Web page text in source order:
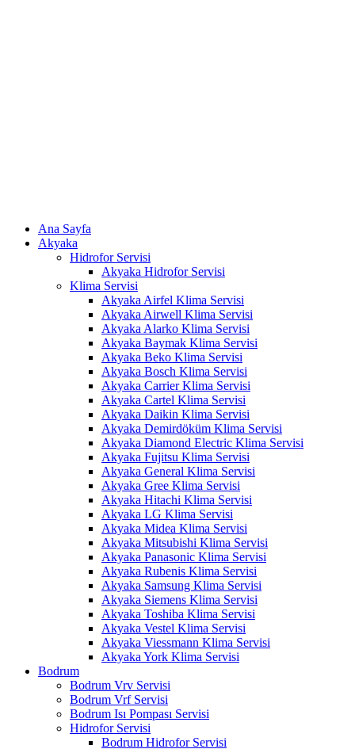
Ana Sayfa
Akyaka
Hidrofor Servisi
Akyaka Hidrofor Servisi
Klima Servisi
Akyaka Airfel Klima Servisi
Akyaka Airwell Klima Servisi
Akyaka Alarko Klima Servisi
Akyaka Baymak Klima Servisi
Akyaka Beko Klima Servisi
Akyaka Bosch Klima Servisi
Akyaka Carrier Klima Servisi
Akyaka Cartel Klima Servisi
Akyaka Daikin Klima Servisi
Akyaka Demirdöküm Klima Servisi
Akyaka Diamond Electric Klima Servisi
Akyaka Fujitsu Klima Servisi
Akyaka General Klima Servisi
Akyaka Gree Klima Servisi
Akyaka Hitachi Klima Servisi
Akyaka LG Klima Servisi
Akyaka Midea Klima Servisi
Akyaka Mitsubishi Klima Servisi
Akyaka Panasonic Klima Servisi
Akyaka Rubenis Klima Servisi
Akyaka Samsung Klima Servisi
Akyaka Siemens Klima Servisi
Akyaka Toshiba Klima Servisi
Akyaka Vestel Klima Servisi
Akyaka Viessmann Klima Servisi
Akyaka York Klima Servisi
Bodrum
Bodrum Vrv Servisi
Bodrum Vrf Servisi
Bodrum Isı Pompası Servisi
Hidrofor Servisi
Bodrum Hidrofor Servisi